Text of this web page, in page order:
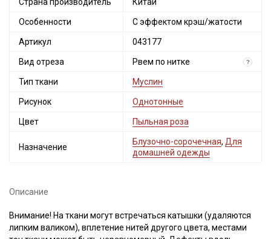
Особенности С эффектом крэш/жатости
Артикул 043177
Вид отреза Рвем по нитке ?
Тип ткани Муслин
Рисунок Однотонные
Цвет Пыльная роза
Назначение
Блузочно-сорочечная, Для
домашней одежды
Описание
Внимание! На ткани могут встречаться катышки (удаляются
липким валиком), вплетение нитей другого цвета, местами